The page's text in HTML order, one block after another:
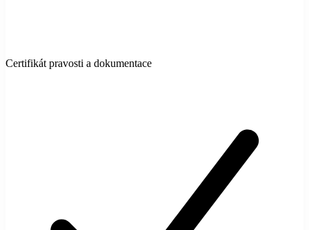
Certifikát pravosti a dokumentace